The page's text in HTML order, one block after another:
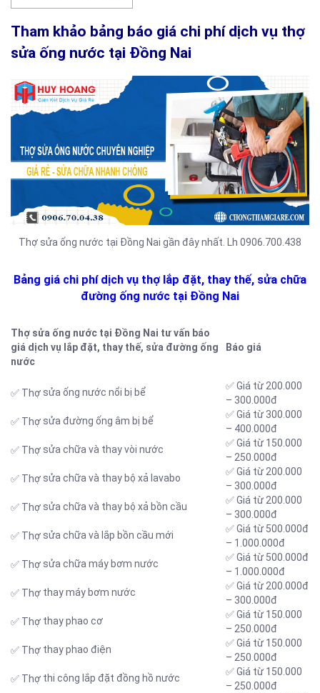
Tham khảo bảng báo giá chi phí dịch vụ thợ
sửa ống nước tại Đồng Nai
Thợ sửa ống nước tại Đồng Nai gần đây nhất. Lh 0906.700.438
Bảng giá chi phí dịch vụ thợ lắp đặt, thay thế, sửa chữa
đường ống nước tại Đồng Nai
Thợ sửa ống nước tại Đồng Nai tư vấn báo
giá dịch vụ lắp đặt, thay thế, sửa đường ống
nước
Báo giá
✅ Thợ sửa ống nước nổi bị bể
✅ Giá từ 200.000
– 300.000đ
✅ Thợ sửa đường ống âm bị bể
✅ Giá từ 300.000
– 400.000đ
✅ Thợ sửa chữa và thay vòi nước
✅ Giá từ 150.000
– 250.000đ
✅ Thợ sửa chữa và thay bộ xả lavabo
✅ Giá từ 200.000
– 300.000đ
✅ Thợ sửa chữa và thay bộ xả bồn cầu
✅ Giá từ 200.000
– 300.000đ
✅ Thợ sửa chữa và lắp bồn cầu mới
✅ Giá từ 500.000đ
– 1.000.000đ
✅ Thợ sửa chữa máy bơm nước
✅ Giá từ 500.000đ
– 1.000.000đ
✅ Thợ thay máy bơm nước
✅ Giá từ 200.000đ
– 300.000đ
✅ Thợ thay phao cơ
✅ Giá từ 150.000
– 250.000đ
✅ Thợ thay phao điện
✅ Giá từ 150.000
– 250.000đ
✅ Thợ thi công lắp đặt đồng hồ nước
✅ Giá từ 150.000
– 250.000đ